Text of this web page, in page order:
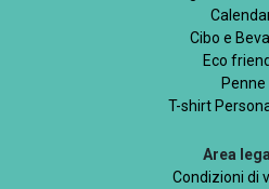
Cibo e
Eco
Penne
T-shirt
Area
Condizioni di